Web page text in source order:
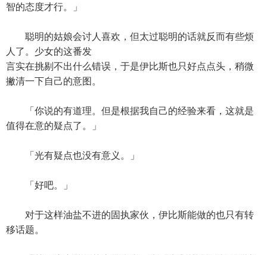
智的态度才行。」
聪明的姑娘会讨人喜欢，但太过聪明的话就反而有些烦
人了。少女的这番发
言实在挑剔不出什么错误，于是伊比斯也只好点点头，稍微
撇清一下自己的意图。
「你说的有道理。但是根据我自己的经验来看，这就是
值得在意的疑点了。」
「光有疑点也没有意义。」
「好吧。」
对于这样油盐不进的固执家伙，伊比斯能做的也只有转
移话题。